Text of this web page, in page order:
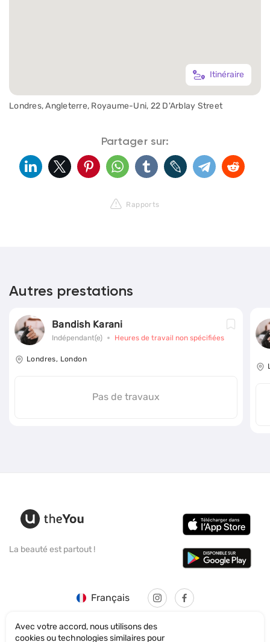
Itinéraire
Londres, Angleterre, Royaume-Uni, 22 D'Arblay Street
Partager sur:
Rapports
Autres prestations
Bandish Karani
Indépendant(e) Heures de travail non spécifiées
Londres, London
Pas de travaux
La beauté est partout !
Français
Avec votre accord, nous utilisons des
cookies ou technologies similaires pour